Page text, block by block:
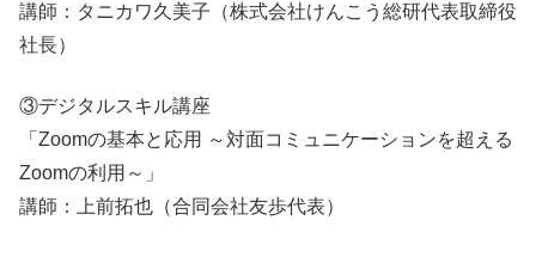
講師：タニカワ久美子（株式会社けんこう総研代表取締役
社長）
③デジタルスキル講座
「Zoomの基本と応用 ～対面コミュニケーションを超える
Zoomの利用～」
講師：上前拓也（合同会社友歩代表）